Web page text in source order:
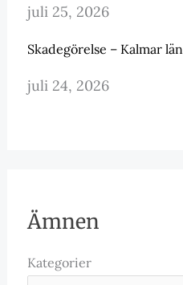
juli 25, 2026
Skadegörelse – Kalmar län
juli 24, 2026
Ämnen
Kategorier